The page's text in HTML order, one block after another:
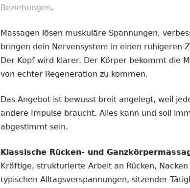
Beziehungen.
Massagen lösen muskuläre Spannungen,
bringen dein Nervensystem in einen ruhigeren
Der Kopf wird klarer. Der Körper bekommt die
von echter Regeneration zu kommen.
Das Angebot ist bewusst breit angelegt, weil
andere Impulse braucht. Alles kann und soll
abgestimmt sein.
Klassische Rücken- und
Kräftige, strukturierte Arbeit an Rücken,
typischen Alltagsverspannungen, sitzender